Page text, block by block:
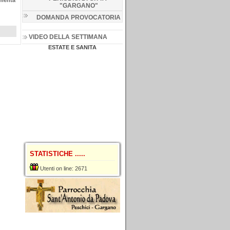
"GARGANO"
DOMANDA PROVOCATORIA
VIDEO DELLA SETTIMANA
ESTATE E SANITA
STATISTICHE .....
Utenti on line: 2671